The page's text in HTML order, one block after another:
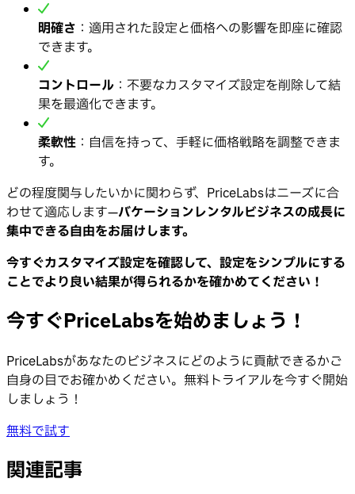
明確さ ：適用された設定と価格への影響を即座に確認
できます。
コントロール ：不要なカスタマイズ設定を削除して結
果を最適化できます。
柔軟性 ：自信を持って、手軽に価格戦略を調整できま
す。
どの程度関与したいかに関わらず、PriceLabsはニーズに合
わせて適応します—バケーションレンタルビジネスの成長に
集中できる自由をお届けします。
今すぐカスタマイズ設定を確認して、設定をシンプルにする
ことでより良い結果が得られるかを確かめてください！
今すぐPriceLabsを始めましょう！
PriceLabsがあなたのビジネスにどのように貢献できるかご
自身の目でお確かめください。無料トライアルを今すぐ開始
しましょう！
無料で試す
関連記事